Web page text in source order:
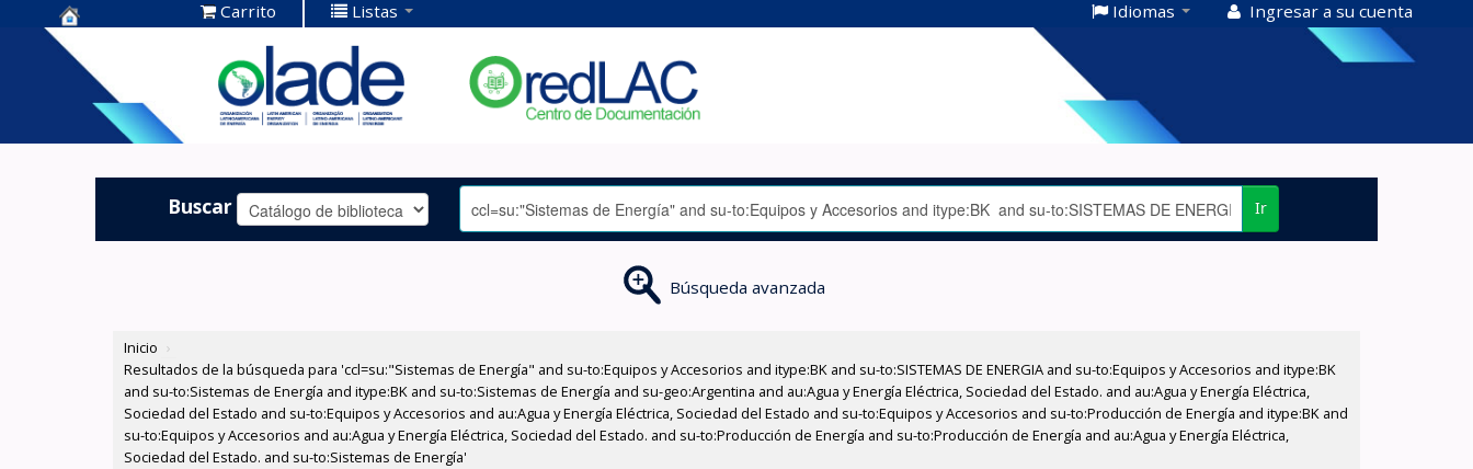
Centro de
Documentación
OLADE -
Carrito Listas Idiomas Ingresar a su cuenta
Buscar Ir
Búsqueda avanzada
Inicio ›
Resultados de la búsqueda para 'ccl=su:"Sistemas de Energía" and su-to:Equipos y Accesorios and itype:BK and su-to:SISTEMAS DE ENERGIA and su-to:Equipos y Accesorios and itype:BK
and su-to:Sistemas de Energía and itype:BK and su-to:Sistemas de Energía and su-geo:Argentina and au:Agua y Energía Eléctrica, Sociedad del Estado. and au:Agua y Energía Eléctrica,
Sociedad del Estado and su-to:Equipos y Accesorios and au:Agua y Energía Eléctrica, Sociedad del Estado and su-to:Equipos y Accesorios and su-to:Producción de Energía and itype:BK and
su-to:Equipos y Accesorios and au:Agua y Energía Eléctrica, Sociedad del Estado. and su-to:Producción de Energía and su-to:Producción de Energía and au:Agua y Energía Eléctrica,
Sociedad del Estado. and su-to:Sistemas de Energía'